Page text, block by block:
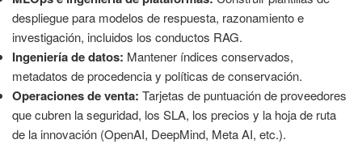
despliegue para modelos de respuesta, razonamiento e
investigación, incluidos los conductos RAG.
Ingeniería de datos: Mantener índices conservados,
metadatos de procedencia y políticas de conservación.
Operaciones de venta: Tarjetas de puntuación de proveedores
que cubren la seguridad, los SLA, los precios y la hoja de ruta
de la innovación (OpenAI, DeepMind, Meta AI, etc.).